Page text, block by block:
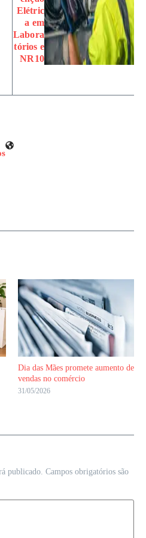
Elétric
a em
Labora
tórios e
NR10
Dia das Mães promete aumento de
vendas no comércio
31/05/2026
publicado. Campos obrigatórios são